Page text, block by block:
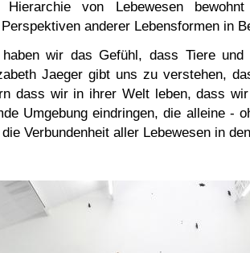
von Lebewesen
anderer Lebensformen in
haben wir das Gefühl, dass Tiere
Jaeger gibt uns zu verstehen,
dass wir in ihrer Welt leben, dass
Umgebung eindringen, die alleine -
Verbundenheit aller Lebewesen in